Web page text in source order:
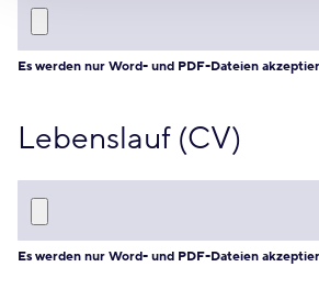
Es werden nur Word- und PDF-Dateien
Lebenslauf (CV)
Es werden nur Word- und PDF-Dateien